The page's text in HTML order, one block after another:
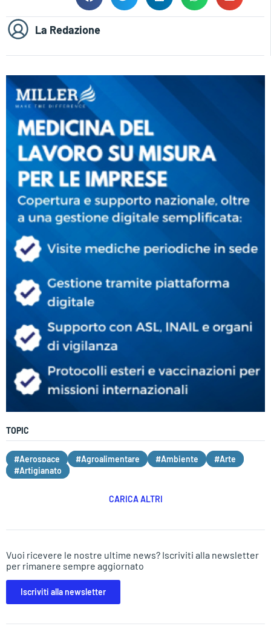
La Redazione
TOPIC
#Aerospace #Agroalimentare #Ambiente
#Arte
#Artigianato
CARICA ALTRI
Vuoi ricevere le nostre ultime news? Iscriviti alla newsletter
per rimanere sempre aggiornato
Iscriviti alla newsletter